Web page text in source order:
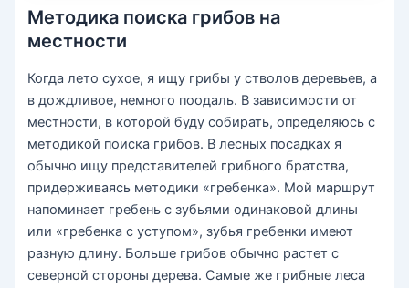
Методика поиска грибов на
местности
Когда лето сухое, я ищу грибы у стволов деревьев, а
в дождливое, немного поодаль. В зависимости от
местности, в которой буду собирать, определяюсь с
методикой поиска грибов. В лесных посадках я
обычно ищу представителей грибного братства,
придерживаясь методики «гребенка». Мой маршрут
напоминает гребень с зубьями одинаковой длины
или «гребенка с уступом», зубья гребенки имеют
разную длину. Больше грибов обычно растет с
северной стороны дерева. Самые же грибные леса